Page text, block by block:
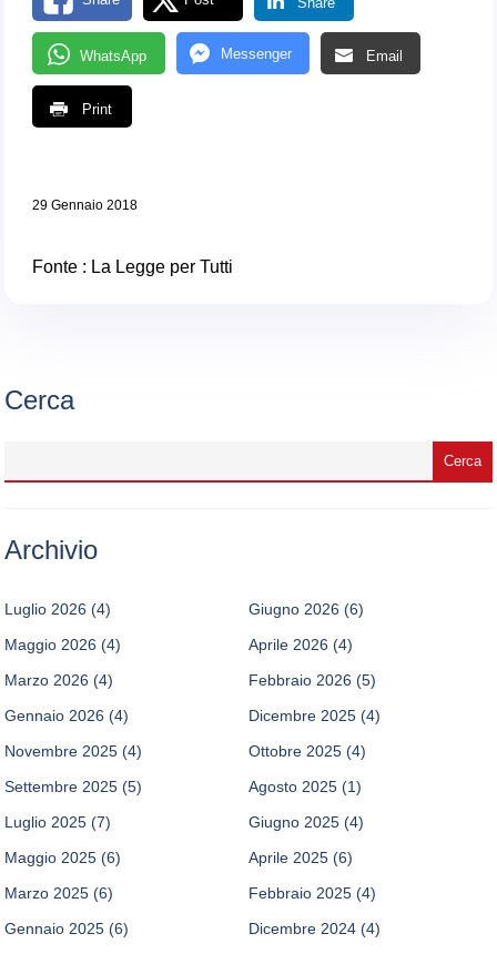
WhatsApp Messenger Email
Print
29 Gennaio 2018
Fonte : La Legge per Tutti
Cerca
Archivio
Luglio 2026 (4) Giugno 2026 (6)
Maggio 2026 (4) Aprile 2026 (4)
Marzo 2026 (4) Febbraio 2026 (5)
Gennaio 2026 (4) Dicembre 2025 (4)
Novembre 2025 (4) Ottobre 2025 (4)
Settembre 2025 (5) Agosto 2025 (1)
Luglio 2025 (7) Giugno 2025 (4)
Maggio 2025 (6) Aprile 2025 (6)
Marzo 2025 (6) Febbraio 2025 (4)
Gennaio 2025 (6) Dicembre 2024 (4)